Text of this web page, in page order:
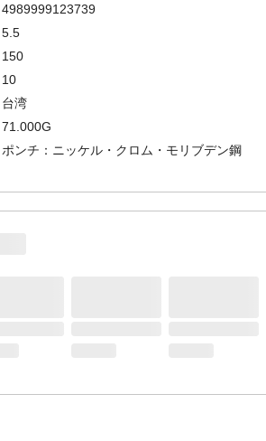
4989999123739
5.5
150
10
台湾
71.000G
ポンチ：ニッケル・クロム・モリブデン鋼
ニトリルゴム